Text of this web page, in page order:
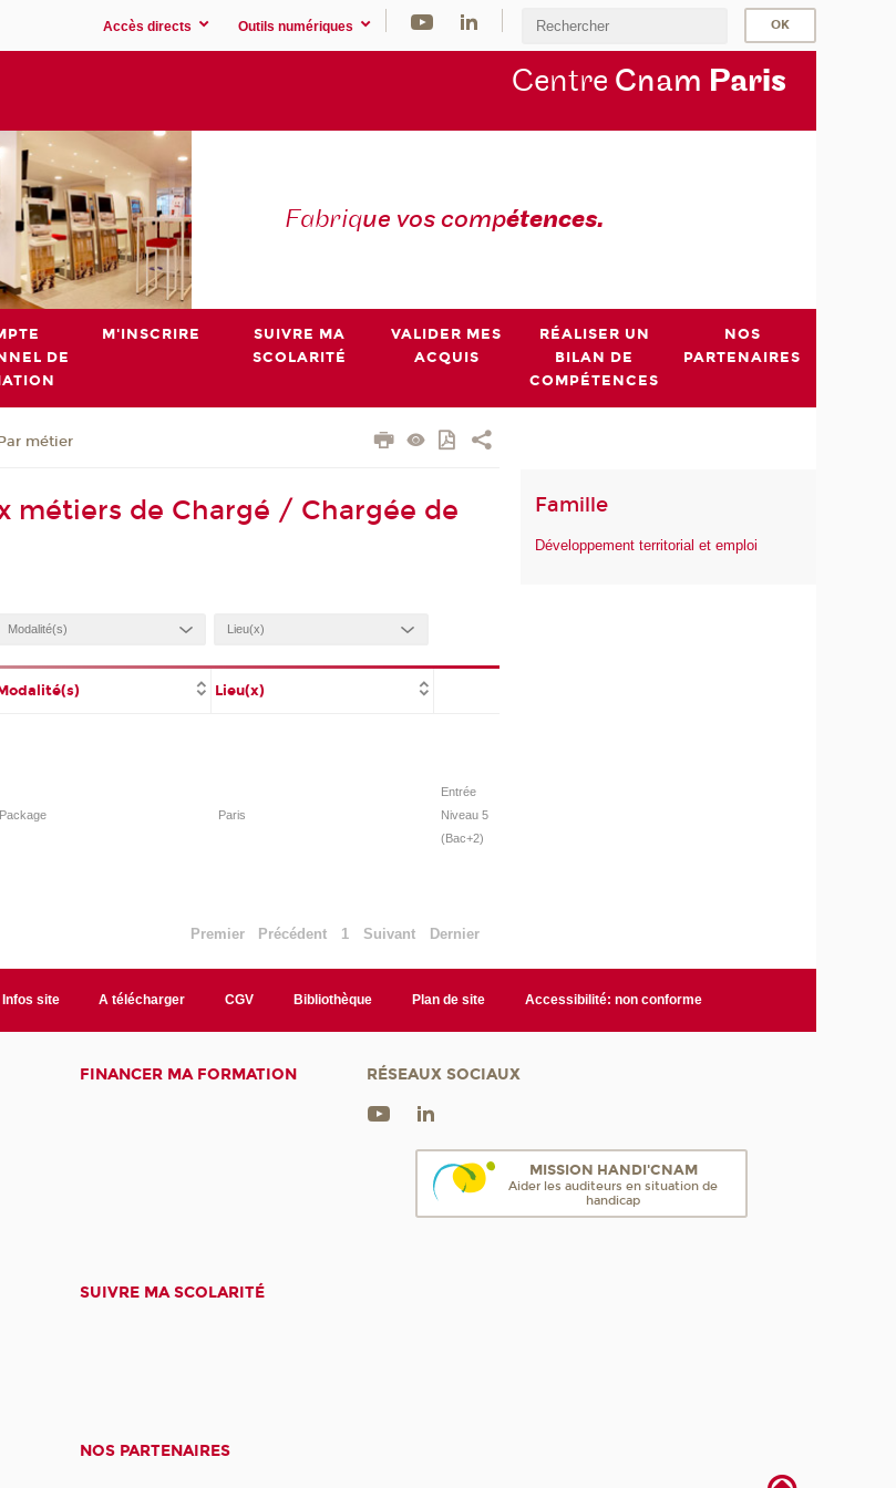
Accès directs Outils numériques
Centre Cnam Paris
Fabrique vos compétences.
DE
M'INSCRIRE
SUIVRE MA
SCOLARITÉ
VALIDER MES
ACQUIS
RÉALISER UN
BILAN DE
COMPÉTENCES
NOS
PARTENAIRES
métier
métiers de Chargé / Chargée de
Lieu(x)
Package Paris
Entrée
Niveau 5
(Bac+2)
Premier Précédent 1 Suivant Dernier
Famille
Développement territorial et emploi
Infos site A télécharger CGV Bibliothèque Plan de site Accessibilité: non conforme
FINANCER MA FORMATION
SUIVRE MA SCOLARITÉ
NOS PARTENAIRES
RÉSEAUX SOCIAUX
MISSION HANDI'CNAM
Aider les auditeurs en situation de
handicap